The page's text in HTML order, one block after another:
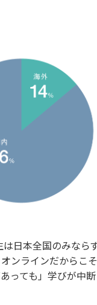
日本全国のみなら
ンラインだからこ
っても」学びが中